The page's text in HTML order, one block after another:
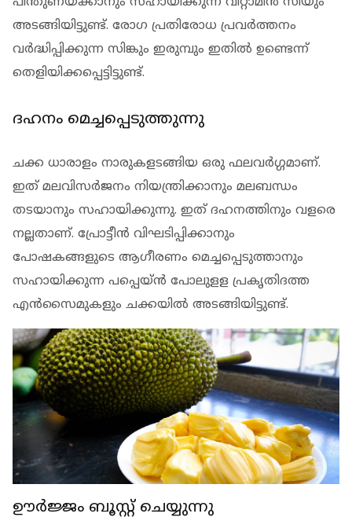
അടങ്ങിയിട്ടുണ്ട്. രോഗ പ്രതിരോധ പ്രവര്‍ത്തനം
വര്‍ദ്ധിപ്പിക്കുന്ന സിങ്കും ഇരുമ്പും ഇതില്‍ ഉണ്ടെന്ന്
തെളിയിക്കപ്പെട്ടിട്ടുണ്ട്.
ദഹനം മെച്ചപ്പെടുത്തുന്നു
ചക്ക ധാരാളം നാരുകളടങ്ങിയ ഒരു ഫലവര്‍ഗ്ഗമാണ്.
ഇത് മലവിസര്‍ജനം നിയന്ത്രിക്കാനും മലബന്ധം
തടയാനും സഹായിക്കുന്നു. ഇത് ദഹനത്തിനും വളരെ
നല്ലതാണ്. പ്രോട്ടീന്‍ വിഘടിപ്പിക്കാനും
പോഷകങ്ങളുടെ ആഗീരണം മെച്ചപ്പെടുത്താനും
സഹായിക്കുന്ന പപ്പെയ്ന്‍ പോലുളള പ്രകൃതിദത്ത
എന്‍സൈമുകളും ചക്കയില്‍ അടങ്ങിയിട്ടുണ്ട്.
ഊര്‍ജ്ജം ബൂസ്റ്റ് ചെയ്യുന്നു